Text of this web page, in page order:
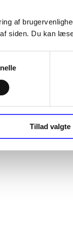
af
siden. Du kan
Tillad valgte